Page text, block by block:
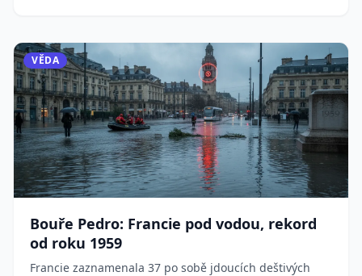
VĚDA
Bouře Pedro: Francie pod vodou, rekord
od roku 1959
Francie zaznamenala 37 po sobě jdoucích deštivých